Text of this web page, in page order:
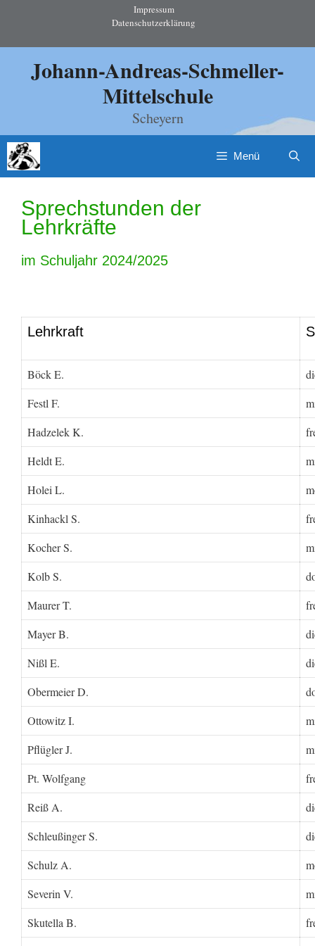
Impressum
Datenschutzerklärung
Johann-Andreas-Schmeller-
Mittelschule
Scheyern
Menü
Sprechstunden der
Lehrkräfte
im Schuljahr 2024/2025
Lehrkraft
Böck E.
Festl F.
Hadzelek K.
Heldt E.
Holei L.
Kinhackl S.
Kocher S.
Kolb S.
Maurer T.
Mayer B.
Nißl E.
Obermeier D.
Ottowitz I.
Pflügler J.
Pt. Wolfgang
Reiß A.
Schleußinger S.
Schulz A.
Severin V.
Skutella B.